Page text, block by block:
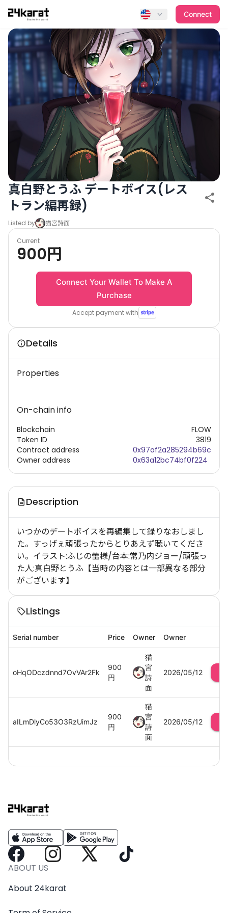
真白野とうふ デートボイス(レストラン編再録)
Connect
真白野とうふ デートボイス(レス
トラン編再録)
Listed by 猫宮詩面
Current
900円
Connect Your Wallet To Make A
Purchase
Accept payment with
Details
Properties
On-chain info
Blockchain
Token ID
Contract address
Owner address
FLOW
3819
0x97af2a285294b69c
0x63a12bc74bf0f224
Description
いつかのデートボイスを再編集して録りなおしまし
た。すっげぇ頑張ったからとりあえず聴いてくださ
い。イラスト:ふじの蕾様/台本:常乃内ジョー/頑張っ
た人:真白野とうふ【当時の内容とは一部異なる部分
がございます】
Listings
Serial number Price Owner Owner
oHqODczdnnd7OvVAr2Fk
900
円
猫
宮
詩
面
2026/05/12
aILmDlyCo53O3RzUimJz
900
円
猫
宮
詩
面
2026/05/12
ABOUT US
About 24karat